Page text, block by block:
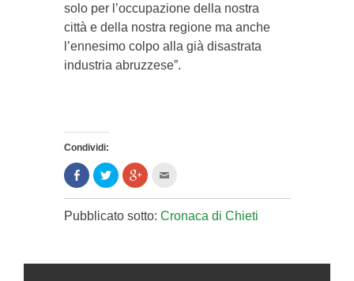
solo per l’occupazione della nostra
città e della nostra regione ma anche
l’ennesimo colpo alla già disastrata
industria abruzzese”.
Condividi:
Condividi
su
Facebook
(Si
apre
in
Clicca
per
condividere
su
Twitter
(Si
finestra)
Clicca
per
su
Google+
(Si
finestra)
l'articolo
via
mail
apre
Pubblicato sotto: Cronaca di Chieti